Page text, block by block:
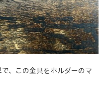
、この金具をホルダーのマ